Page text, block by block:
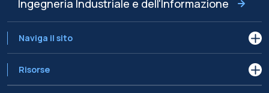
Ingegneria Industriale e dell'Informazione
Naviga il sito
Risorse